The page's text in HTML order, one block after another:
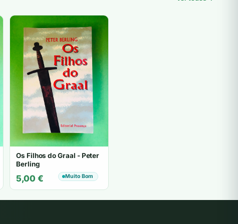
Os Filhos do Graal - Peter
Berling
5,00 € Muito Bom